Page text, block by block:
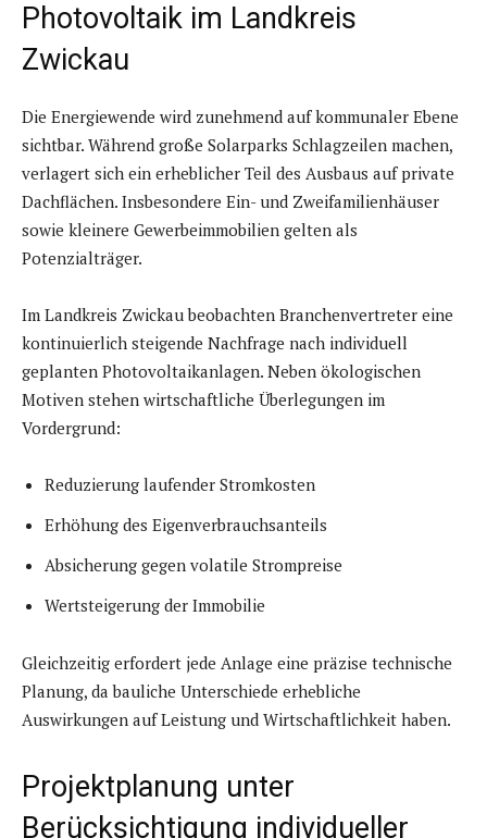
Photovoltaik im Landkreis
Zwickau
Die Energiewende wird zunehmend auf kommunaler Ebene
sichtbar. Während große Solarparks Schlagzeilen machen,
verlagert sich ein erheblicher Teil des Ausbaus auf private
Dachflächen. Insbesondere Ein- und Zweifamilienhäuser
sowie kleinere Gewerbeimmobilien gelten als
Potenzialträger.
Im Landkreis Zwickau beobachten Branchenvertreter eine
kontinuierlich steigende Nachfrage nach individuell
geplanten Photovoltaikanlagen. Neben ökologischen
Motiven stehen wirtschaftliche Überlegungen im
Vordergrund:
Reduzierung laufender Stromkosten
Erhöhung des Eigenverbrauchsanteils
Absicherung gegen volatile Strompreise
Wertsteigerung der Immobilie
Gleichzeitig erfordert jede Anlage eine präzise technische
Planung, da bauliche Unterschiede erhebliche
Auswirkungen auf Leistung und Wirtschaftlichkeit haben.
Projektplanung unter
Berücksichtigung individueller